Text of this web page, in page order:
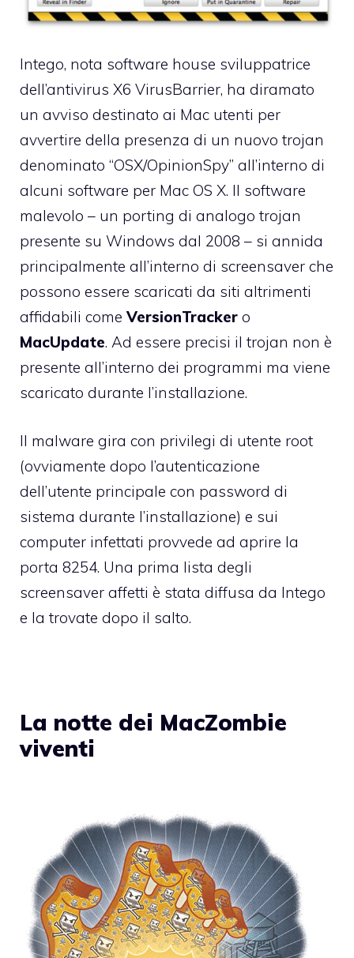
Intego, nota software house sviluppatrice
dell’antivirus X6 VirusBarrier, ha diramato
un avviso destinato ai Mac utenti per
avvertire della presenza di un nuovo trojan
denominato “OSX/OpinionSpy” all’interno di
alcuni software per Mac OS X. Il software
malevolo – un porting di analogo trojan
presente su Windows dal 2008 – si annida
principalmente all’interno di screensaver che
possono essere scaricati da siti altrimenti
affidabili comeVersionTracker o
MacUpdate. Ad essere precisi il trojan non è
presente all’interno dei programmi ma viene
scaricato durante l’installazione.
Il malware gira con privilegi di utente root
(ovviamente dopo l’autenticazione
dell’utente principale con password di
sistema durante l’installazione) e sui
computer infettati provvede ad aprire la
porta 8254. Una prima lista degli
screensaver affetti è stata diffusa da Intego
e la trovate dopo il salto.
La notte dei MacZombie
viventi